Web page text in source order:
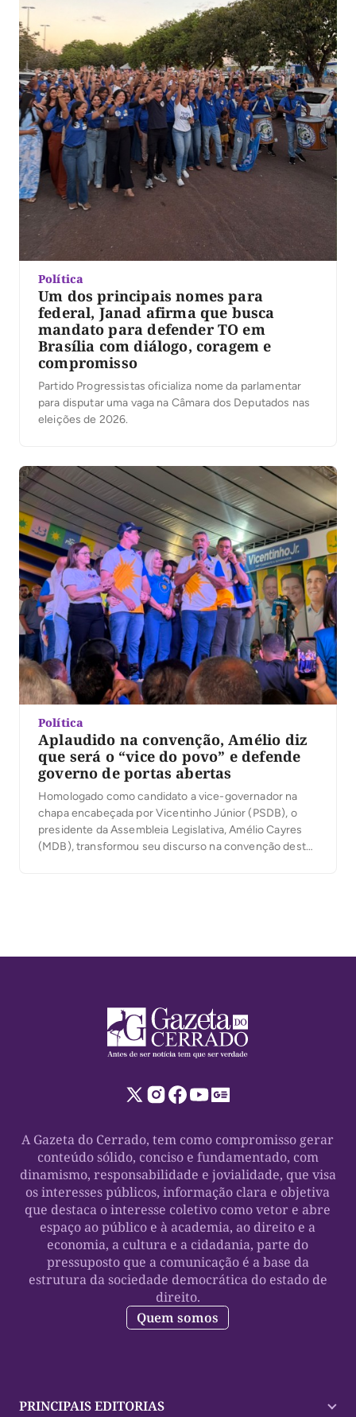
Política
Um dos principais nomes para
federal, Janad afirma que busca
mandato para defender TO em
Brasília com diálogo, coragem e
compromisso
Partido Progressistas oficializa nome da parlamentar
para disputar uma vaga na Câmara dos Deputados nas
eleições de 2026.
Política
Aplaudido na convenção, Amélio diz
que será o “vice do povo” e defende
governo de portas abertas
Homologado como candidato a vice-governador na
chapa encabeçada por Vicentinho Júnior (PSDB), o
presidente da Assembleia Legislativa, Amélio Cayres
(MDB), transformou seu discurso na convenção desta
A Gazeta do Cerrado, tem como compromisso gerar
conteúdo sólido, conciso e fundamentado, com
dinamismo, responsabilidade e jovialidade, que visa
os interesses públicos, informação clara e objetiva
que destaca o interesse coletivo como vetor e abre
espaço ao público e à academia, ao direito e a
economia, a cultura e a cidadania, parte do
pressuposto que a comunicação é a base da
estrutura da sociedade democrática do estado de
direito.
Quem somos
PRINCIPAIS EDITORIAS